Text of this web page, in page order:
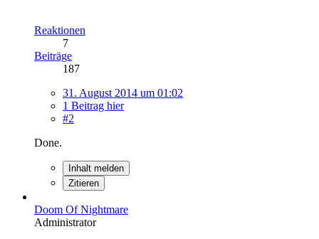
Reaktionen
7
Beiträge
187
31. August 2014 um 01:02
1 Beitrag hier
#2
Done.
Inhalt melden
Zitieren
Doom Of Nightmare
Administrator